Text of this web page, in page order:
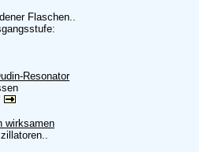
Flaschen..
Resonator
wirksamen